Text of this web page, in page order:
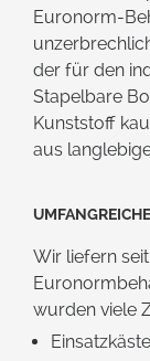
Euronorm-
der für den
Stapelbare
Kunststoff
aus
Wir liefern
wurden viele